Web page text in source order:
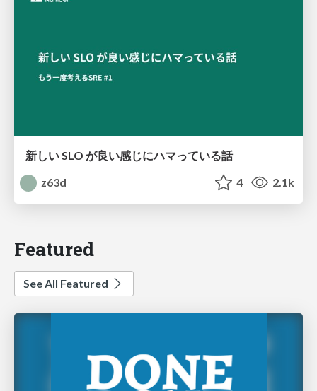
新しい SLO が良い感じにハマっている話
z63d
4 2.1k
Featured
See All Featured